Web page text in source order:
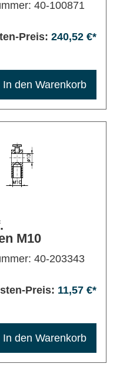
40-100871
Preis: 240,52 €*
In den Warenkorb
M10
40-203343
Preis: 11,57 €*
In den Warenkorb